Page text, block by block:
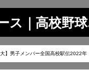
ス｜高校野
大】男子メンバー全国高校駅伝2022年